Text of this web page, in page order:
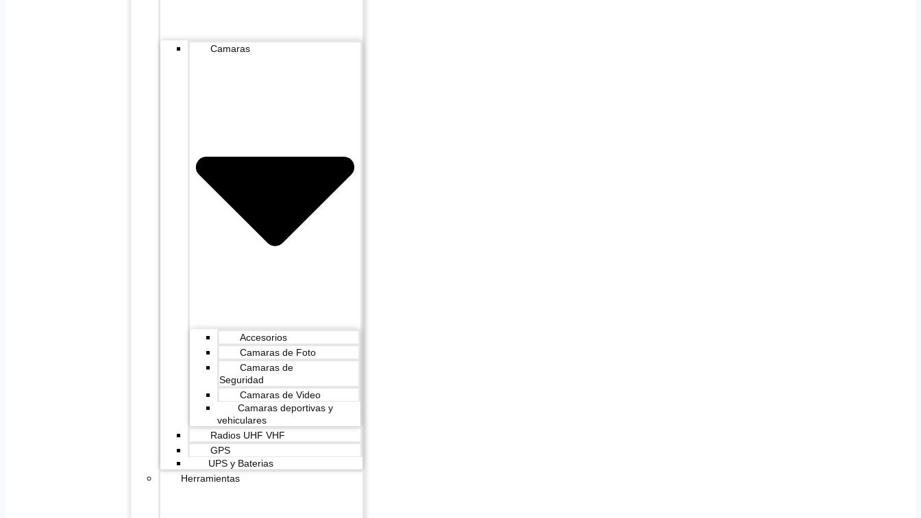
Camaras
Accesorios
Camaras de Foto
Camaras de
Seguridad
Camaras de Video
Camaras deportivas y
vehiculares
Radios UHF VHF
GPS
UPS y Baterias
Herramientas